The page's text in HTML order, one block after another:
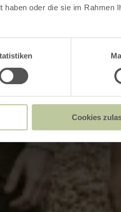
oder die sie im Rahmen
Cookies